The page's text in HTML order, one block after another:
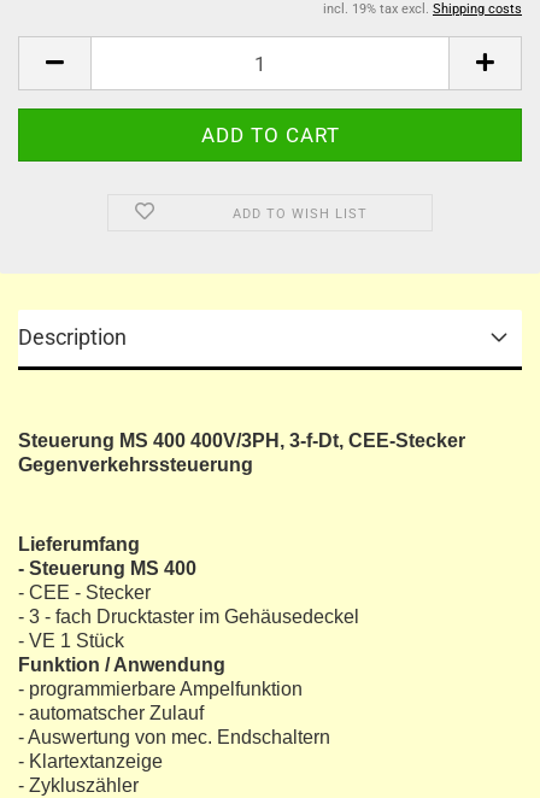
incl. 19% tax excl. Shipping costs
ADD TO WISH LIST
Description
Steuerung MS 400 400V/3PH, 3-f-Dt, CEE-Stecker
Gegenverkehrssteuerung
Lieferumfang
- Steuerung MS 400
- CEE - Stecker
- 3 - fach Drucktaster im Gehäusedeckel
- VE 1 Stück
Funktion / Anwendung
- programmierbare Ampelfunktion
- automatscher Zulauf
- Auswertung von mec. Endschaltern
- Klartextanzeige
- Zykluszähler